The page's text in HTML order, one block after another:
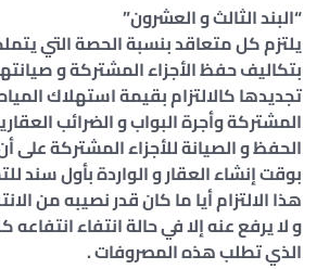
“البند الثالث و العشرون”
يلتزم كل متعاقد بنسبة الحصة التي
بتكاليف حفظ الأجزاء المشتركة و
تجديدها كالالتزام بقيمة استهلاك المياه
المشتركة وأجرة البواب و الضرائب
الحفظ و الصيانة للأجزاء المشتركة على
بوقت إنشاء العقار و الواردة بأول سند
هذا الالتزام أيا ما كان قدر نصيبه من
و لا يرفع عنه إلا في حالة انتفاء انتفاعه
الذي تطلب هذه المصروفات .